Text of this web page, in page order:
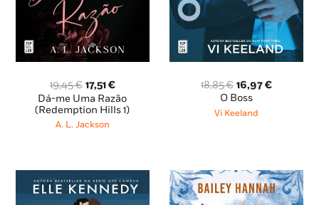
19,45€ O
preço
original
era:
17,51€O
preço
atual
Dá-me Uma Razão
(Redemption Hills 1)
A. L. Jackson
18,85€ O
preço
original
16,97€O
O Boss
Vi Keeland